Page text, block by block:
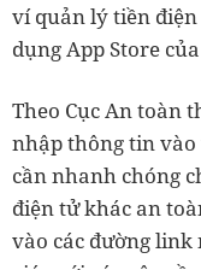
ví quản lý tiền
dụng App Store
Theo Cục An toàn
nhập thông tin vào
cần nhanh chóng
điện tử khác an
vào các đường